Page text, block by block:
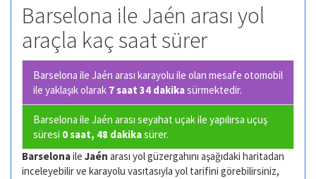
Barselona ile Jaén arası yol
araçla kaç saat sürer
Barselona ile Jaén arası karayolu ile olan mesafe otomobil
ile yaklaşık olarak 7 saat 34 dakikasürmektedir.
Barselona ile Jaén arası seyahat uçak ile yapılırsa uçuş
süresi 0 saat, 48 dakikasürer.
Barselonaile Jaén arası yol güzergahını aşağıdaki haritadan
inceleyebilir ve karayolu vasıtasıyla yol tarifini görebilirsiniz,